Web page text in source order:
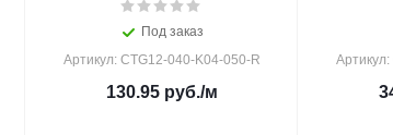
Под заказ
Артикул: CTG12-040-K04-050-R
130.95руб./м